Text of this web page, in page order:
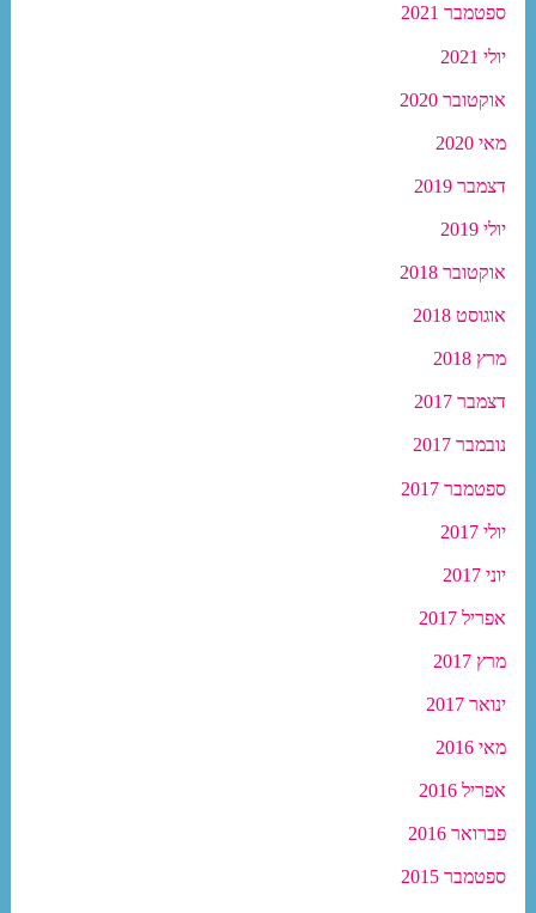
ספטמבר 2021
יולי 2021
אוקטובר 2020
מאי 2020
דצמבר 2019
יולי 2019
אוקטובר 2018
אוגוסט 2018
מרץ 2018
דצמבר 2017
נובמבר 2017
ספטמבר 2017
יולי 2017
יוני 2017
אפריל 2017
מרץ 2017
ינואר 2017
מאי 2016
אפריל 2016
פברואר 2016
ספטמבר 2015